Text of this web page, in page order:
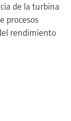
de la turbina
procesos
rendimiento